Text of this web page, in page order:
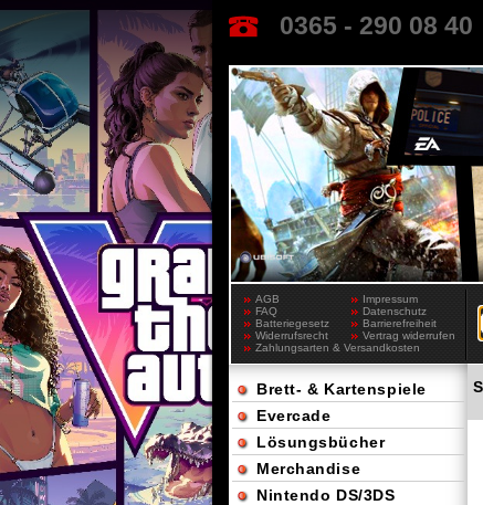
0365 - 290 08 40
AGB
Impressum
FAQ
Datenschutz
Batteriegesetz
Barrierefreiheit
Widerrufsrecht
Vertrag widerrufen
Zahlungsarten & Versandkosten
Brett- & Kartenspiele
Evercade
Lösungsbücher
Merchandise
Nintendo DS/3DS